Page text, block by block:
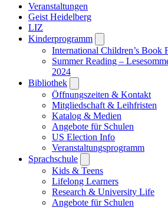
Veranstaltungen
Geist Heidelberg
LIZ
Kinderprogramm
submenu
International Children’s Book
Summer Reading –
2024
Bibliothek
submenu
Öffnungszeiten & Kontakt
Mitgliedschaft & Leihfristen
Katalog & Medien
Angebote für Schulen
US Election Info
Veranstaltungsprogramm
Sprachschule
submenu
Kids & Teens
Lifelong Learners
Research & University Life
Angebote für Schulen